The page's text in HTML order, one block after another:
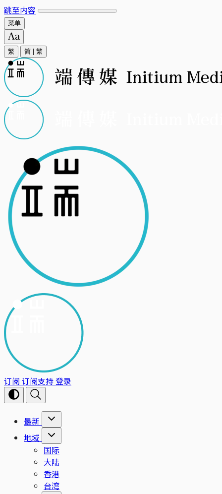
跳至内容
菜单
繁 简 繁
订阅 订阅支持登录
最新
地域
国际
大陆
香港
台湾